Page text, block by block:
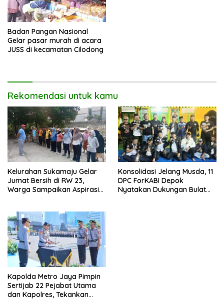
Badan Pangan Nasional
Gelar pasar murah di acara
JUSS di kecamatan Cilodong
Rekomendasi untuk kamu
Kelurahan Sukamaju Gelar
Jumat Bersih di RW 23,
Warga Sampaikan Aspirasi
Konsolidasi Jelang Musda, 11
DPC ForKABI Depok
Nyatakan Dukungan Bulat
Kapolda Metro Jaya Pimpin
Sertijab 22 Pejabat Utama
dan Kapolres, Tekankan